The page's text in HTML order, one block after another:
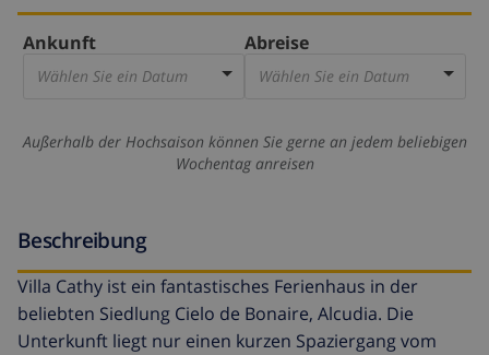
Ankunft
Wählen Sie ein Datum
Abreise
Wählen Sie ein Datum
Außerhalb der Hochsaison können Sie gerne an jedem beliebigen
Wochentag anreisen
Beschreibung
Villa Cathy ist ein fantastisches Ferienhaus in der
beliebten Siedlung Cielo de Bonaire, Alcudia. Die
Unterkunft liegt nur einen kurzen Spaziergang vom